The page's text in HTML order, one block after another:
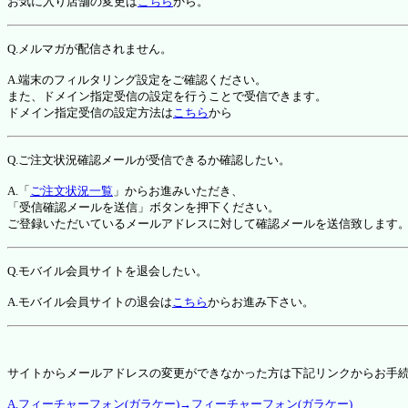
Q.メルマガが配信されません。
A.端末のフィルタリング設定をご確認ください。
また、ドメイン指定受信の設定を行うことで受信できます。
ドメイン指定受信の設定方法はこちらから
Q.ご注文状況確認メールが受信できるか確認したい。
A.「 ご注文状況一覧 」からお進みいただき、
「受信確認メールを送信」ボタンを押下ください。
ご登録いただいているメールアドレスに対して確認メールを送信致します。
Q.モバイル会員サイトを退会したい。
A.モバイル会員サイトの退会はこちらからお進み下さい。
サイトからメールアドレスの変更ができなかった方は下記リンクからお手
A.フィーチャーフォン(ガラケー)→フィーチャーフォン(ガラケー)